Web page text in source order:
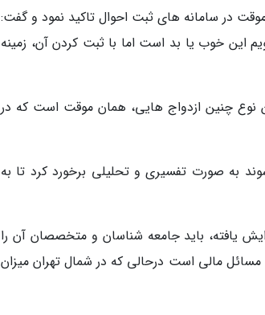
در سامانه های ثبت احوال تاکید نمود و گفت:
این خوب یا بد است اما با ثبت کردن آن، زمینه
نوع چنین ازدواج هایی، همان موقت است که در
به صورت تفسیری و تحلیلی برخورد کرد تا به
یافته، باید جامعه شناسان و متخصصان آن را
مالی است درحالی که در شمال تهران میزان